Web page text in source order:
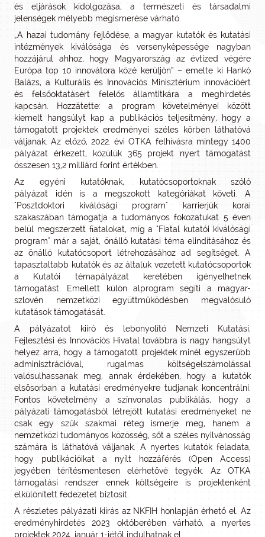
és eljárások kidolgozása, a természeti és társadalmi
jelenségek mélyebb megismerése várható.
„A hazai tudomány fejlődése, a magyar kutatók és kutatási
intézmények kiválósága és versenyképessége nagyban
hozzájárul ahhoz, hogy Magyarország az évtized végére
Európa top 10 innovátora közé kerüljön” – emelte ki Hankó
Balázs, a Kulturális és Innovációs Minisztérium innovációért
és felsőoktatásért felelős államtitkára a meghirdetés
kapcsán. Hozzátette: a program követelményei között
kiemelt hangsúlyt kap a publikációs teljesítmény, hogy a
támogatott projektek eredményei széles körben láthatóvá
váljanak. Az előző, 2022. évi OTKA felhívásra mintegy 1400
pályázat érkezett, közülük 365 projekt nyert támogatást
összesen 13,2 milliárd forint értékben.
Az egyéni kutatóknak, kutatócsoportoknak szóló
pályázat idén is a megszokott kategóriákat követi. A
"Posztdoktori kiválósági program" karrierjük korai
szakaszában támogatja a tudományos fokozatukat 5 éven
belül megszerzett fiatalokat, míg a "Fiatal kutatói kiválósági
program" már a saját, önálló kutatási téma elindításához és
az önálló kutatócsoport létrehozásához ad segítséget. A
tapasztaltabb kutatók és az általuk vezetett kutatócsoportok
a Kutatói témapályázat keretében igényelhetnek
támogatást. Emellett külön alprogram segíti a magyar-
szlovén nemzetközi együttműködésben megvalósuló
kutatások támogatását.
A pályázatot kiíró és lebonyolító Nemzeti Kutatási,
Fejlesztési és Innovációs Hivatal továbbra is nagy hangsúlyt
helyez arra, hogy a támogatott projektek minél egyszerűbb
adminisztrációval, rugalmas költségelszámolással
valósulhassanak meg, annak érdekében, hogy a kutatók
elsősorban a kutatási eredményekre tudjanak koncentrálni.
Fontos követelmény a színvonalas publikálás, hogy a
pályázati támogatásból létrejött kutatási eredményeket ne
csak egy szűk szakmai réteg ismerje meg, hanem a
nemzetközi tudományos közösség, sőt a széles nyilvánosság
számára is láthatóvá váljanak. A nyertes kutatók feladata,
hogy publikációikat a nyílt hozzáférés (Open Access)
jegyében térítésmentesen elérhetővé tegyék. Az OTKA
támogatási rendszer ennek költségeire is projektenként
elkülönített fedezetet biztosít.
A részletes pályázati kiírás az NKFIH honlapján érhető el. Az
eredményhirdetés 2023 októberében várható, a nyertes
projektek 2024. január 1-jétől indulhatnak el.